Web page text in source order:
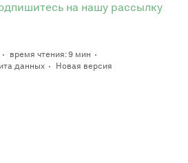
на нашу рассылку
время чтения: 9 мин
данных Новая версия